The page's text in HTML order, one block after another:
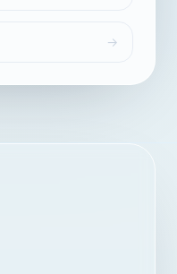
→